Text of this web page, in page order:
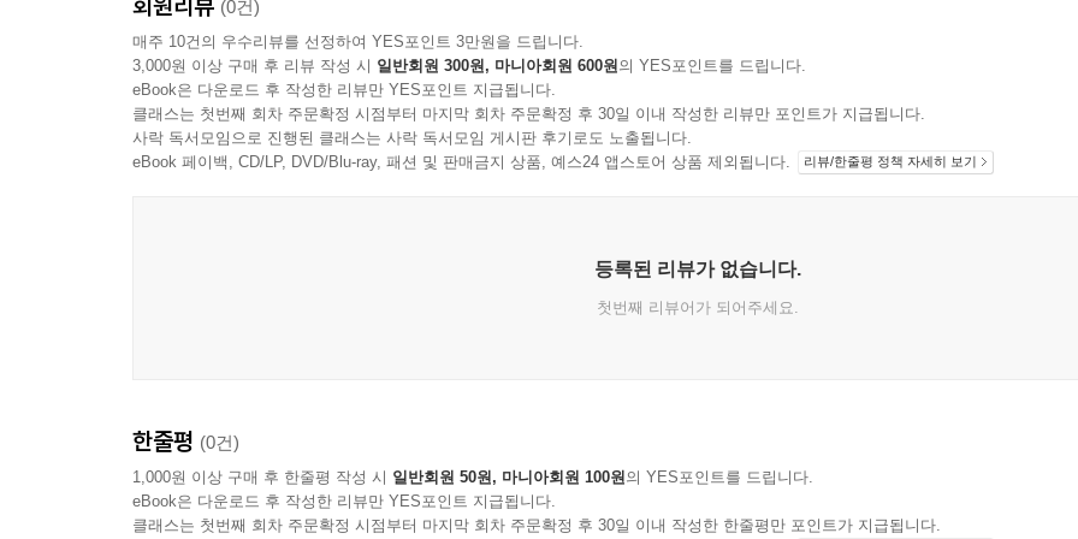
(0건)
매주 10건의 우수리뷰를 선정하여 YES포인트 3만원을 드립니다.
3,000원 이상 구매 후 리뷰 작성 시 일반회원 300원, 마니아회원 600원의 YES포인트를 드립니다.
eBook은 다운로드 후 작성한 리뷰만 YES포인트 지급됩니다.
클래스는 첫번째 회차 주문확정 시점부터 마지막 회차 주문확정 후 30일 이내 작성한 리뷰만 포인트가 지급됩니다.
사락 독서모임으로 진행된 클래스는 사락 독서모임 게시판 후기로도 노출됩니다.
eBook 페이백, CD/LP, DVD/Blu-ray, 패션 및 판매금지 상품, 예스24 앱스토어 상품 제외됩니다.
리뷰/한줄평 정책 자세히 보기
등록된 리뷰가 없습니다.
첫번째 리뷰어가 되어주세요.
한줄평 (0건)
1,000원 이상 구매 후 한줄평 작성 시 일반회원 50원, 마니아회원 100원의 YES포인트를 드립니다.
eBook은 다운로드 후 작성한 리뷰만 YES포인트 지급됩니다.
클래스는 첫번째 회차 주문확정 시점부터 마지막 회차 주문확정 후 30일 이내 작성한 한줄평만 포인트가 지급됩니다.